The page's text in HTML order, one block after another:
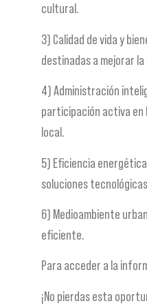
cultural.
3) Calidad de vida y
destinadas a mejorar
4) Administración
participación activa en
local.
5) Eficiencia
soluciones
6) Medioambiente
eficiente.
Para acceder a la
¡No pierdas esta